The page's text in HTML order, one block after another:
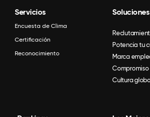
Servicios
Encuesta de Clima
Certificación
Reconocimiento
Soluciones
Potencia tu
Marca
Cultura